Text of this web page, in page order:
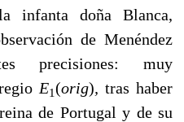
infanta doña Blanca,
de Menéndez
preci­siones: muy
E1(orig), tras haber
de Portugal y de su